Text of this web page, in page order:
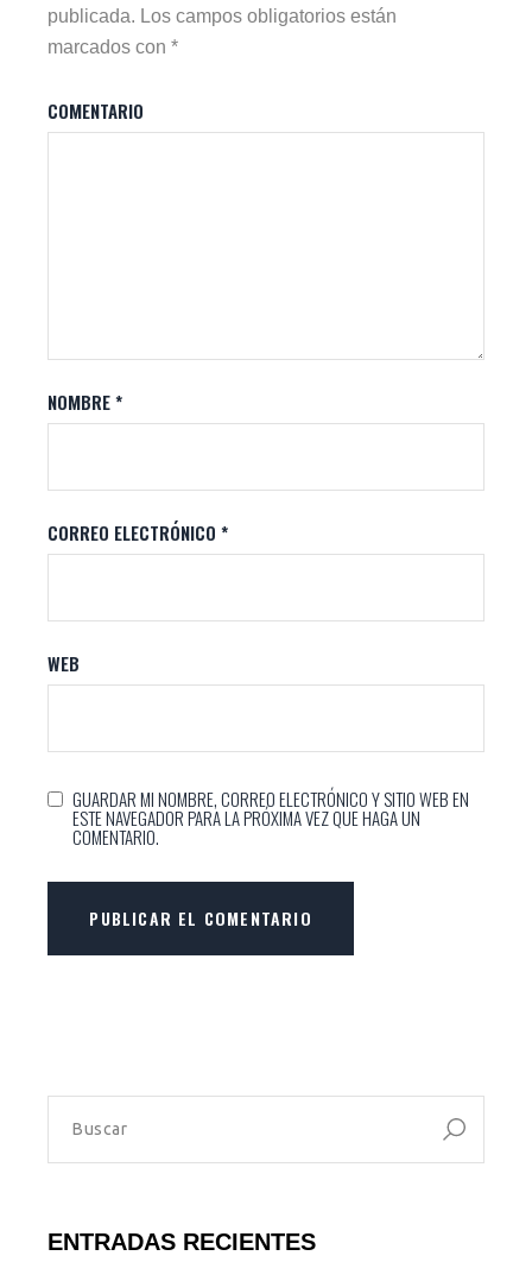
publicada. Los campos obligatorios están
marcados con*
COMENTARIO
NOMBRE*
CORREO ELECTRÓNICO*
WEB
GUARDAR MI NOMBRE, CORREO ELECTRÓNICO Y SITIO WEB EN
ESTE NAVEGADOR PARA LA PRÓXIMA VEZ QUE HAGA UN
COMENTARIO.
PUBLICAR EL COMENTARIO
ENTRADAS RECIENTES